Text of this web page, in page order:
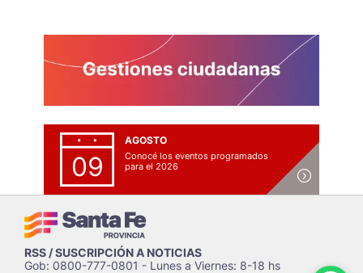
09
AGOSTO
Conocé los eventos programados
para el 2026
RSS / SUSCRIPCIÓN A NOTICIAS
Gob: 0800-777-0801 - Lunes a Viernes: 8-18 hs